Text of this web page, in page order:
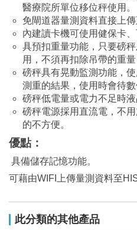
醫療院所單位移位秤使用。
免閘道器量測資料直接上傳
內建讀卡機可使用健保卡
具預扣重量功能，只要磅
用，不須再扣除吊帶的重量
磅秤具有晃動監測功能，
測重的結果，使用時會待
磅秤低電量或電力不足時液
磅秤電源採用直流電，不
的不方便。
優點：
具備儲存記憶功能。
可藉由WIFI上傳量測資料至HIS
此分類的其他產品